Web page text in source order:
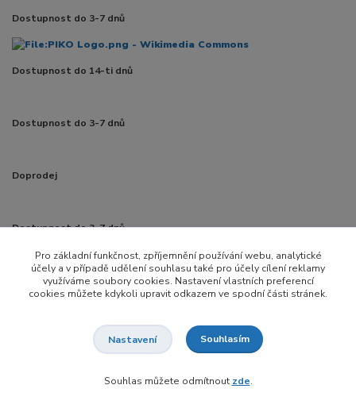
Dostupnost do 3-7 dnů
Dostupnost do 14-ti dnů
Dostupnost do 3-7 dnů
Doprodej
Dostupnost do 3-7 dnů
Dostupnost do 3-7 dnů
Dostupnost do 14-ti dnů
Dostupnost do 14-ti dnů
Pro základní funkčnost, zpříjemnění používání webu, analytické
účely a v případě udělení souhlasu také pro účely cílení reklamy
využíváme soubory cookies. Nastavení vlastních preferencí
cookies můžete kdykoli upravit odkazem ve spodní části stránek.
Nastavení Souhlasím
Souhlas můžete odmítnout zde.